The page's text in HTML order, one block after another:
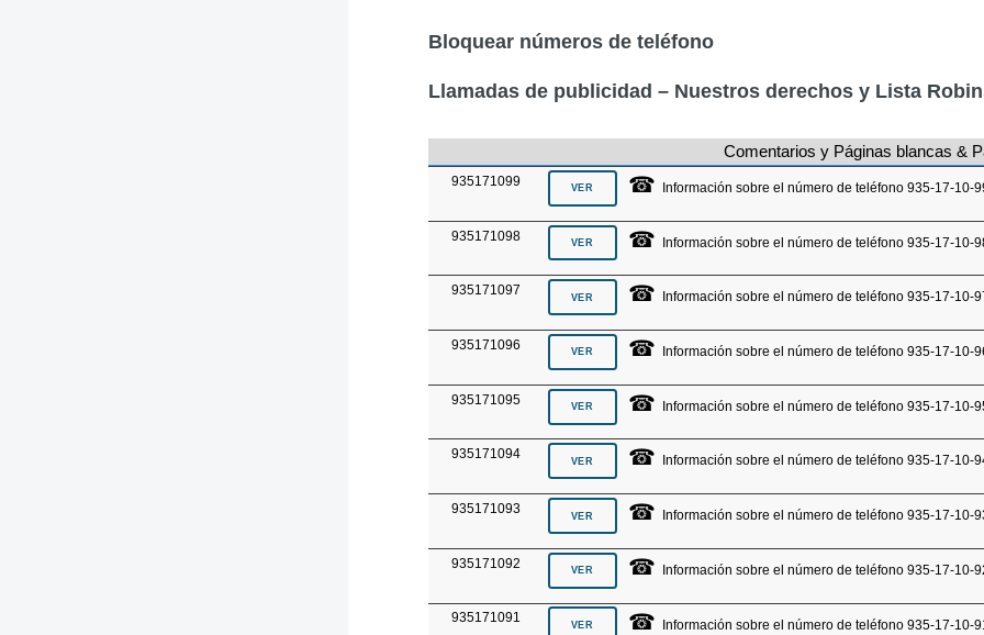
Bloquear números de teléfono
Llamadas de publicidad – Nuestros derechos y Lista
Comentarios y Páginas blancas &
935171099 ☎ Información sobre el número de teléfono 935-17-10-
935171098 ☎ Información sobre el número de teléfono 935-17-10-
935171097 ☎ Información sobre el número de teléfono 935-17-10-
935171096 ☎ Información sobre el número de teléfono 935-17-10-
935171095 ☎ Información sobre el número de teléfono 935-17-10-
935171094 ☎ Información sobre el número de teléfono 935-17-10-
935171093 ☎ Información sobre el número de teléfono 935-17-10-
935171092 ☎ Información sobre el número de teléfono 935-17-10-
935171091 ☎ Información sobre el número de teléfono 935-17-10-